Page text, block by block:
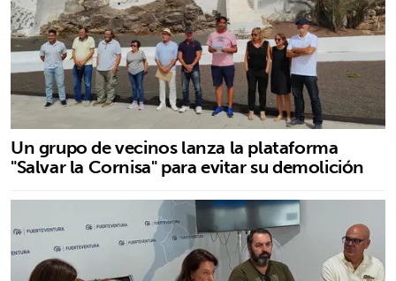
Un grupo de vecinos lanza la plataforma
"Salvar la Cornisa" para evitar su demolición